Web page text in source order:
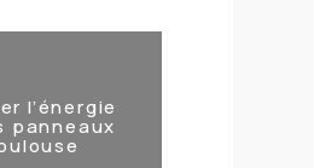
l’énergie
panneaux